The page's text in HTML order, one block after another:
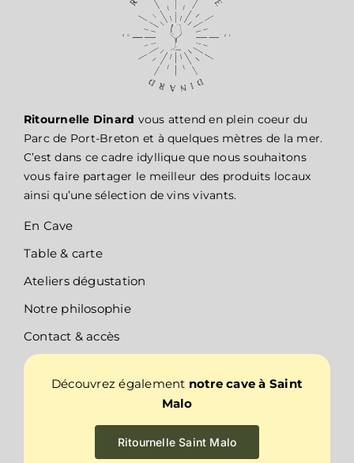
Ritournelle Dinard vous attend en plein coeur du
Parc de Port-Breton et à quelques mètres de la mer.
C’est dans ce cadre idyllique que nous souhaitons
vous faire partager le meilleur des produits locaux
ainsi qu’une sélection de vins vivants.
En Cave
Table & carte
Ateliers dégustation
Notre philosophie
Contact & accès
Découvrez également notre cave à Saint
Malo
Ritournelle Saint Malo